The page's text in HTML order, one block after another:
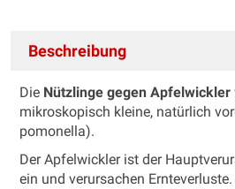
Beschreibung
Die Nützlinge gegen Apfelwickler
mikroskopisch kleine, natürlich
pomonella).
Der Apfelwickler ist der
ein und verursachen